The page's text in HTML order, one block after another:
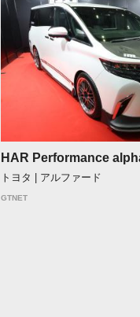
HAR Performance
トヨタ | アルファード
GTNET